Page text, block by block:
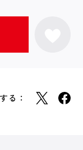
る：